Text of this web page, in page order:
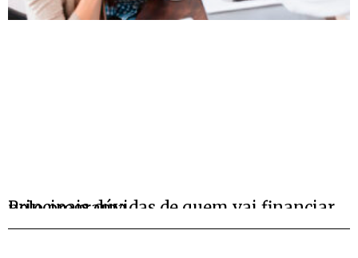
Principais dúvidas de quem vai financiar pelo programa